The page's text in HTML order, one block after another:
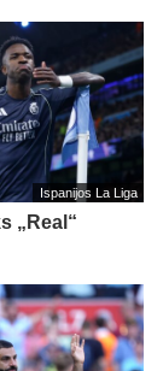
Ispanijos La Liga
„Real“